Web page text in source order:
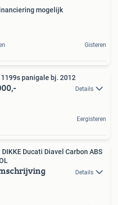
mogelijk
Gisteren
panigale bj. 2012
Details
Eergisteren
DIKKE Ducati Diavel Carbon ABS
Details